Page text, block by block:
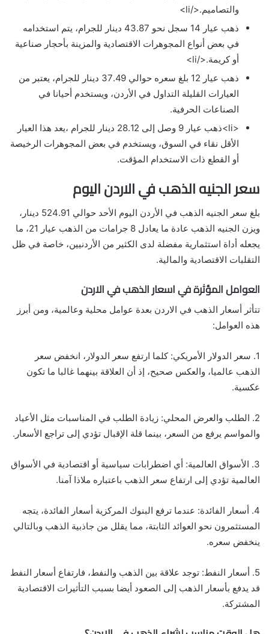
والتصاميم.</li>
ذهب عيار 14 سجل نحو 43.87 دينار للجرام، يتم استخدامه
في بعض أنواع المجوهرات الاقتصادية والمزينة بأحجار صناعية
أو كريمة.</li>
ذهب عيار 12 بلغ سعره حوالي 37.49 دينار للجرام، يعتبر من
العيارات القليلة التداول في الأردن، ويستخدم أحيانا في
الصناعات الحرفية.
<li>ذهب عيار 9 وصل إلى 28.12 دينار للجرام ،يعد هذا العيار
الأقل نقاء في السوق، ويستخدم في بعض المجوهرات الرخيصة
أو القطع ذات الاستخدام المؤقت.
سعر الجنيه الذهب في الاردن اليوم
بلغ سعر الجنيه الذهب في الأردن اليوم الأحد حوالي 524.91 دينار،
ويزن الجنيه الذهب عادة ما يعادل 8 جرامات من الذهب عيار 21، ما
يجعله أداة استثمارية مفضلة لدى الكثير من الأردنيين، خاصة في ظل
التقلبات الاقتصادية والمالية.
العوامل المؤثرة في اسعار الذهب في الاردن
تتأثر أسعار الذهب في الاردن بعدة عوامل محلية وعالمية، ومن أبرز
هذه العوامل:
1. سعر الدولار الأمريكي: كلما ارتفع سعر الدولار، انخفض سعر
الذهب عالميا، والعكس صحيح، إذ أن العلاقة بينهما غالبا ما تكون
عكسية.
2. الطلب والعرض المحلي: زيادة الطلب في المناسبات مثل الأعياد
والمواسم يرفع من السعر، بينما قلة الإقبال تؤدي إلى تراجع الأسعار.
3. الأسواق العالمية: أي اضطرابات سياسية أو اقتصادية في الأسواق
العالمية تؤدي إلى ارتفاع سعر الذهب باعتباره ملاذا آمنا.
4. أسعار الفائدة: عندما ترفع البنوك المركزية أسعار الفائدة، يتجه
المستثمرون نحو العوائد الثابتة، مما يقلل من جاذبية الذهب وبالتالي
ينخفض سعره.
5. أسعار النفط: توجد علاقة بين الذهب والنفط، فارتفاع أسعار النفط
قد يدفع بأسعار الذهب إلى الصعود أيضا بسبب التأثيرات الاقتصادية
المشتركة.